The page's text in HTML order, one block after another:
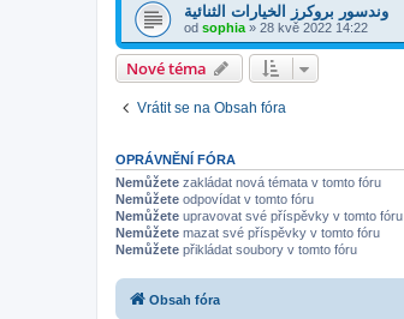
وندسور بروكرز الخيارات الثنائية
od sophia » 28 kvě 2022 14:22
Nové téma
Vrátit se na Obsah fóra
OPRÁVNĚNÍ FÓRA
Nemůžete zakládat nová témata v tomto fóru
Nemůžete odpovídat v tomto fóru
Nemůžete upravovat své příspěvky v tomto fóru
Nemůžete mazat své příspěvky v tomto fóru
Nemůžete přikládat soubory v tomto fóru
Obsah fóra